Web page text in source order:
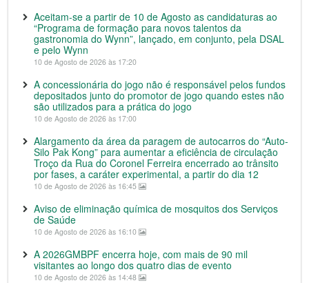
Aceitam-se a partir de 10 de Agosto as candidaturas ao
“Programa de formação para novos talentos da
gastronomia do Wynn”, lançado, em conjunto, pela DSAL
e pelo Wynn
10 de Agosto de 2026 às 17:20
A concessionária do jogo não é responsável pelos fundos
depositados junto do promotor de jogo quando estes não
são utilizados para a prática do jogo
10 de Agosto de 2026 às 17:00
Alargamento da área da paragem de autocarros do “Auto-
Silo Pak Kong” para aumentar a eficiência de circulação
Troço da Rua do Coronel Ferreira encerrado ao trânsito
por fases, a caráter experimental, a partir do dia 12
10 de Agosto de 2026 às 16:45
Aviso de eliminação química de mosquitos dos Serviços
de Saúde
10 de Agosto de 2026 às 16:10
A 2026GMBPF encerra hoje, com mais de 90 mil
visitantes ao longo dos quatro dias de evento
10 de Agosto de 2026 às 14:48